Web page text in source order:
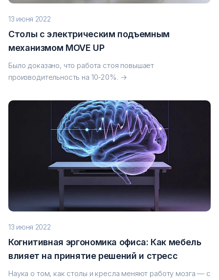
13 июня 2022
Столы с электрическим подъемным
механизмом MOVE UP
Было доказано, что работа стоя повышает
производительность на 10-20%. →
13 июня 2022
Когнитивная эргономика офиса: Как мебель
влияет на принятие решений и стресс
Наука о том, как столы и кресла меняют работу мозга — с